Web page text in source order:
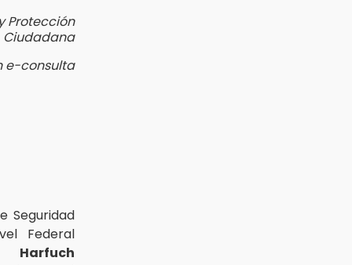
Protección
Ciudadana
e-consulta
Seguridad
Federal
Harfuch